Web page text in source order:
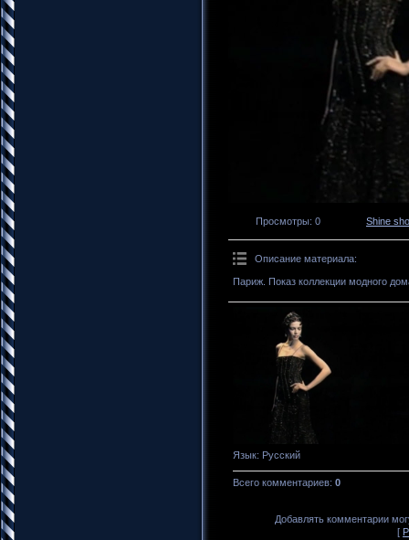
Просмотры: 0 Shine
Описание материала:
Париж. Показ коллекции модного
Язык: Русский
Всего комментариев: 0
Добавлять комментарии
[